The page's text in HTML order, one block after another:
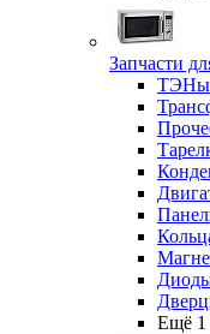
Запчасти
ТЭНы
Ещё 1